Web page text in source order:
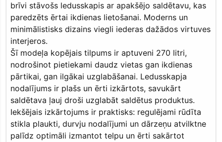
brīvi stāvošs ledusskapis ar apakšējo saldētavu, kas
paredzēts ērtai ikdienas lietošanai. Moderns un
minimālistisks dizains viegli iederas dažādos virtuves
interjeros.
Šī modeļa kopējais tilpums ir aptuveni 270 litri,
nodrošinot pietiekami daudz vietas gan ikdienas
pārtikai, gan ilgākai uzglabāšanai. Ledusskapja
nodalījums ir plašs un ērti izkārtots, savukārt
saldētava ļauj droši uzglabāt saldētus produktus.
Iekšējais izkārtojums ir praktisks: regulējami rūdīta
stikla plaukti, durvju nodalījumi un dārzeņu atvilktne
palīdz optimāli izmantot telpu un ērti sakārtot